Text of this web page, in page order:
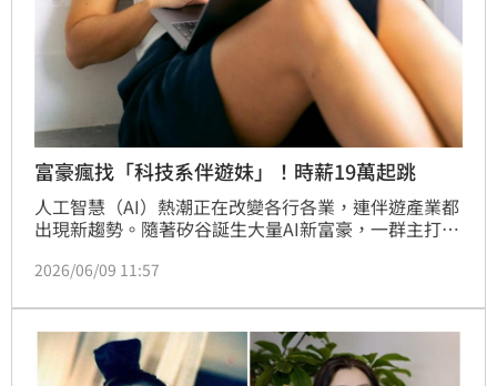
富豪瘋找「科技系伴遊妹」！時薪19萬起跳
人工智慧（AI）熱潮正在改變各行各業，連伴遊產業都
出現新趨勢。隨著矽谷誕生大量AI新富豪，一群主打能
識型伴遊」（nerd-first escorts）迅速崛起，一些從業
伴費用甚至可達2.3萬美元（約新台幣73萬元）
2026/06/09 11:57